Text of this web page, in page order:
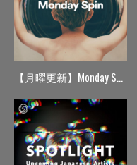
【月曜更新】Monday Spin